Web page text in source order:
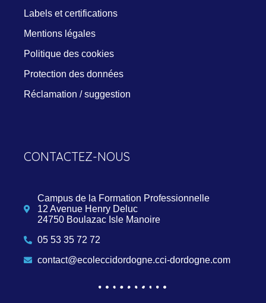
Labels et certifications
Mentions légales
Politique des cookies
Protection des données
Réclamation / suggestion
CONTACTEZ-NOUS
Campus de la Formation Professionnelle
12 Avenue Henry Deluc
24750 Boulazac Isle Manoire
05 53 35 72 72
contact@ecoleccidordogne.cci-dordogne.com